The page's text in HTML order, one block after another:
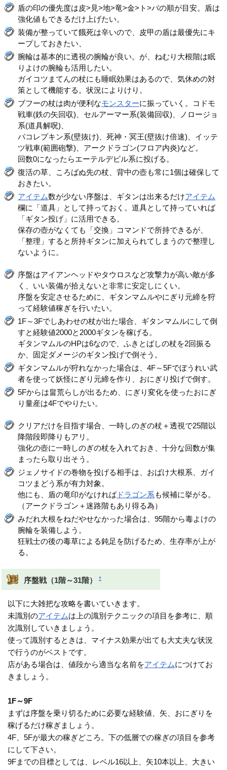
盾の印の優先度は皮>見>地>竜>金>ト>バの順が目安。盾は
強化値もできるだけ上げたい。
装備が整っていて餓死は辛いので、皮甲の盾は最優先にキ
ープしておきたい、
腕輪は基本的に透視の腕輪が良い。が、ねむり大根階は眠
りよけの腕輪も活用したい。
ガイコツまてんの杖にも睡眠効果はあるので、気休めの対
策として機能する。状況によりけり。
ブフーの杖は肉が便利なモンスターに振っていく。コドモ
戦車(鉄の矢回収)、セルアーマー系(装備回収)、ノロージョ
系(道具解呪)、
パコレプキン系(壁抜け)、死神・冥王(壁抜け倍速)、イッテ
ツ戦車(範囲砲撃)、アークドラゴン(フロア内炎)など。
回数0になったらエーテルデビル系に投げる。
復活の草、ころばぬ先の杖、背中の壺も常に1個は確保して
おきたい。
アイテム数が少ない序盤は、ギタンは出来るだけアイテム
欄に「道具」として持っておく。道具として持っていれば
「ギタン投げ」に活用できる。
保存の壺がなくても「交換」コマンドで所持できるが、
「整理」すると所持ギタンに加えられてしまうので整理し
ないように。
序盤はアイアンヘッドやタウロスなど攻撃力が高い敵が多
く、いい装備が拾えないと非常に安定しにくい。
序盤を安定させるために、ギタンマムルやにぎり元締を狩
って経験値稼ぎを行いたい。
1F～3Fでしあわせの杖が出た場合、ギタンマムルにして倒
すと経験値2000と2000ギタンを稼げる。
ギタンマムルのHPは6なので、ふきとばしの杖を2回振る
か、固定ダメージのギタン投げで倒そう。
ギタンマムルが狩れなかった場合は、4F～5Fでぼうれい武
者を使って妖怪にぎり元締を作り、おにぎり投げで倒す。
5Fからは畠荒らしが出るため、にぎり変化を使ったおにぎ
り量産は4Fでやりたい。
クリアだけを目指す場合、一時しのぎの杖＋透視で25階以
降階段即降りもアリ。
強化の壺に一時しのぎの杖を入れておき、十分な回数が集
まったら取り出そう。
ジェノサイドの巻物を投げる相手は、おばけ大根系、ガイ
コツまどう系が有力対象。
他にも、盾の竜印がなければドラゴン系も候補に挙がる。
（アークドラゴン＋迷路階もあり得る為）
みだれ大根をねだやせなかった場合は、95階から毒よけの
腕輪を装備しよう。
狂戦士の後の毒草による鈍足を防げるため、生存率が上が
る。
序盤戦（1階～31階） †
以下に大雑把な攻略を書いていきます。
未識別のアイテムは上の識別テクニックの項目を参考に、順
次識別していきましょう。
使って識別するときは、マイナス効果が出ても大丈夫な状況
で行うのがベストです。
店がある場合は、値段から適当な名前をアイテムにつけてお
きましょう。
1F～9F
まずは序盤を乗り切るために必要な経験値、矢、おにぎりを
稼げるだけ稼ぎましょう。
4F、5Fが最大の稼ぎどころ。下の低層での稼ぎの項目を参考
にして下さい。
9Fまでの目標としては、レベル16以上、矢10本以上、大きい